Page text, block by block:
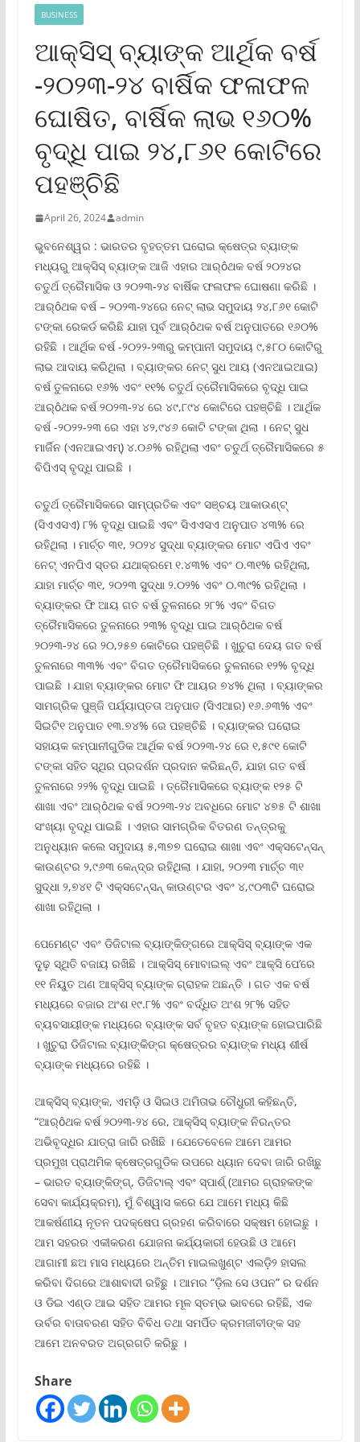
BUSINESS
ଆକ୍ସିସ୍ ବ୍ୟାଙ୍କ ଆର୍ଥିକ ବର୍ଷ
-୨୦୨୩-୨୪ ବାର୍ଷିକ ଫଳାଫଳ
ଘୋଷିତ, ବାର୍ଷିକ ଲାଭ ୧୬୦%
ବୃଦ୍ଧି ପାଇ ୨୪,୮୬୧ କୋଟିରେ
ପହଞ୍ଚିଛି
April 26, 2024 admin
ଭୁବନେଶ୍ୱର : ଭାରତର ବୃହତ୍ତମ ଘରୋଇ କ୍ଷେତ୍ର ବ୍ୟାଙ୍କ
ମଧ୍ୟରୁ ଆକ୍ସିସ୍ ବ୍ୟାଙ୍କ ଆଜି ଏହାର ଆର୍ôଥକ ବର୍ଷ ୨୦୨୪ର
ଚତୁର୍ଥ ତ୍ରୈମାସିକ ଓ ୨୦୨୩-୨୪ ବାର୍ଷିକ ଫଳାଫଳ ଘୋଷଣା କରିଛି ।
ଆର୍ôଥକ ବର୍ଷ – ୨୦୨୩-୨୪ରେ ନେଟ୍ ଲାଭ ସମୁଦାୟ ୨୪,୮୬୧ କୋଟି
ଟଙ୍କା ରେକର୍ଡ କରିଛି ଯାହା ପୂର୍ବ ଆର୍ôଥକ ବର୍ଷ ଅନୁପାତରେ ୧୬୦%
ରହିଛି । ଆର୍ଥିକ ବର୍ଷ -୨୦୨୨-୨୩ରୁ କମ୍ପାନୀ ସମୁଦାୟ ୯,୫୮୦ କୋଟିରୁ
ଲାଭ ଆଦାୟ କରିଥିଲା । ବ୍ୟାଙ୍କର ନେଟ୍ ସୁଧ ଆୟ (ଏନଆଇଆଇ)
ବର୍ଷ ତୁଳନାରେ ୧୬% ଏବଂ ୧୧% ଚତୁର୍ଥ ତ୍ରୈମାସିକରେ ବୃଦ୍ଧି ପାଇ
ଆର୍ôଥକ ବର୍ଷ ୨୦୨୩-୨୪ ରେ ୪୯,୮୯୪ କୋଟିରେ ପହଞ୍ଚିଛି । ଆର୍ଥିକ
ବର୍ଷ -୨୦୨୨-୨୩ ରେ ଏହା ୪୨,୯୪୬ କୋଟି ଟଙ୍କା ଥିଲା । ନେଟ୍ ସୁଧ
ମାର୍ଜିନ (ଏନଆଇଏମ୍‌) ୪.୦୬% ରହିଥିଲା ଏବଂ ଚତୁର୍ଥ ତ୍ରୈମାସିକରେ ୫
ବିପିଏସ୍ ବୃଦ୍ଧି ପାଇଛି ।
ଚତୁର୍ଥ ତ୍ରୈମାସିକରେ ସାମ୍ପ୍ରତିକ ଏବଂ ସଞ୍ଚୟ ଆକାଉଣ୍ଟ୍
(ସିଏଏସଏ) ୮% ବୃଦ୍ଧି ପାଇଛି ଏବଂ ସିଏଏସଏ ଅନୁପାତ ୪୩% ରେ
ରହିଥିଲା । ମାର୍ଚ୍ଚ ୩୧, ୨୦୨୪ ସୁଦ୍ଧା ବ୍ୟାଙ୍କର ମୋଟ ଏପିଏ ଏବଂ
ନେଟ୍ ଏନପିଏ ସ୍ତର ଯଥାକ୍ରମେ ୧.୪୩% ଏବଂ ୦.୩୧% ରହିଥିଲା,
ଯାହା ମାର୍ଚ୍ଚ ୩୧, ୨୦୨୩ ସୁଦ୍ଧା ୨.୦୨% ଏବଂ ୦.୩୯% ରହିଥିଲା ।
ବ୍ୟାଙ୍କର ଫି ଆୟ ଗତ ବର୍ଷ ତୁଳନାରେ ୨୮% ଏବଂ ବିଗତ
ତ୍ରୈମାସିକରେ ତୁଳନାରେ ୨୩% ବୃଦ୍ଧି ପାଇ ଆର୍ôଥକ ବର୍ଷ
୨୦୨୩-୨୪ ରେ ୨୦,୨୫୭ କୋଟିରେ ପହଞ୍ଚିଛି । ଖୁଚୁରା ଦେୟ ଗତ ବର୍ଷ
ତୁଳନାରେ ୩୩% ଏବଂ ବିଗତ ତ୍ରୈମାସିକରେ ତୁଳନାରେ ୧୨% ବୃଦ୍ଧି
ପାଇଛି । ଯାହା ବ୍ୟାଙ୍କର ମୋଟ ଫି ଆୟର ୭୪% ଥିଲା । ବ୍ୟାଙ୍କର
ସାମଗ୍ରିକ ପୁଞ୍ଜି ପର୍ଯ୍ୟାପ୍ତତା ଅନୁପାତ (ସିଏଆର) ୧୬.୬୩% ଏବଂ
ସିଇଟି୧ ଅନୁପାତ ୧୩.୭୪% ରେ ପହଞ୍ଚିଛି । ବ୍ୟାଙ୍କର ଘରୋଇ
ସହାୟକ କମ୍ପାନୀଗୁଡିକ ଆର୍ଥିକ ବର୍ଷ ୨୦୨୩-୨୪ ରେ ୧,୫୯୧ କୋଟି
ଟଙ୍କା ସହିତ ସ୍ଥିର ପ୍ରଦର୍ଶନ ପ୍ରଦାନ କରିଛନ୍ତି, ଯାହା ଗତ ବର୍ଷ
ତୁଳନାରେ ୨୨% ବୃଦ୍ଧି ପାଇଛି । ତ୍ରୈମାସିକରେ ବ୍ୟାଙ୍କ ୧୨୫ ଟି
ଶାଖା ଏବଂ ଆର୍ôଥକ ବର୍ଷ ୨୦୨୩-୨୪ ଅବଧିରେ ମୋଟ ୪୭୫ ଟି ଶାଖା
ସଂଖ୍ୟା ବୃଦ୍ଧି ପାଇଛି । ଏହାର ସାମଗ୍ରିକ ବିତରଣ ତନ୍ତ୍ରକୁ
ଅନୁଧ୍ୟାନ କଲେ ସମୁଦାୟ ୫,୩୭୭ ଘରୋଇ ଶାଖା ଏବଂ ଏକ୍ସଟେନ୍ସନ୍
କାଉଣ୍ଟର ୨,୯୬୩ କେନ୍ଦ୍ର ରହିଥିଲା । ଯାହା, ୨୦୨୩ ମାର୍ଚ୍ଚ ୩୧
ସୁଦ୍ଧା ୨,୭୪୧ ଟି ଏକ୍ସଟେନ୍ସନ୍ କାଉଣ୍ଟର ଏବଂ ୪,୯୦୩ଟି ଘରୋଇ
ଶାଖା ରହିଥିଲା ।
ପେମେଣ୍ଟ ଏବଂ ଡିଜିଟାଲ ବ୍ୟାଙ୍କିଙ୍ଗରେ ଆକ୍ସିସ୍ ବ୍ୟାଙ୍କ ଏକ
ଦୃ଼ଢ଼ ସ୍ଥିତି ବଜାୟ ରଖିଛି । ଆକ୍ସିସ୍ ମୋବାଇଲ୍ ଏବଂ ଆକ୍ସି ପେ’ରେ
୧୧ ନିୟୁତ ଅଣ ଆକ୍ସିସ୍ ବ୍ୟାଙ୍କ ଗ୍ରାହକ ଅଛନ୍ତି । ଗତ ଏକ ବର୍ଷ
ମଧ୍ୟରେ ବଜାର ଅଂଶ ୧୯.୮% ଏବଂ ବର୍ଦ୍ଧିତ ଅଂଶ ୨୮% ସହିତ
ବ୍ୟବସାୟୀଙ୍କ ମଧ୍ୟରେ ବ୍ୟାଙ୍କ ସର୍ବ ବୃହତ ବ୍ୟାଙ୍କ ହୋଇପାରିଛି
। ଖୁଚୁରା ଡିଜିଟାଲ ବ୍ୟାଙ୍କିଙ୍ଗ କ୍ଷେତ୍ରର ବ୍ୟାଙ୍କ ମଧ୍ୟ ଶୀର୍ଷ
ବ୍ୟାଙ୍କ ମଧ୍ୟରେ ରହିଛି ।
ଆକ୍ସିସ୍ ବ୍ୟାଙ୍କ, ଏମଡ଼ି ଓ ସିଇଓ ଅମିତାଭ ଚୌଧୁରୀ କହିଛନ୍ତି,
“ଆର୍ôଥକ ବର୍ଷ ୨୦୨୩-୨୪ ରେ, ଆକ୍ସିସ୍ ବ୍ୟାଙ୍କ ନିରନ୍ତର
ଅଭିବୃଦ୍ଧିର ଯାତ୍ରା ଜାରି ରଖିଛି । ଯେତେବେଳେ ଆମେ ଆମର
ପ୍ରମୁଖ ପ୍ରାଥମିକ କ୍ଷେତ୍ରଗୁଡିକ ଉପରେ ଧ୍ୟାନ ଦେବା ଜାରି ରଖିଛୁ
– ଭାରତ ବ୍ୟାଙ୍କିଙ୍ଗ୍‌, ଡିଜିଟାଲ୍ ଏବଂ ସ୍ପାର୍ଶ୍ (ଆମର ଗ୍ରାହକଙ୍କ
ସେବା କାର୍ଯ୍ୟକ୍ରମ), ମୁଁ ବିଶ୍ୱାସ କରେ ଯେ ଆମେ ମଧ୍ୟ କିଛି
ଆକର୍ଷଣୀୟ ନୂତନ ପଦକ୍ଷେପ ଗ୍ରହଣ କରିବାରେ ସକ୍ଷମ ହୋଇଛୁ ।
ଆମ ସହରର ଏକୀକରଣ ଯୋଜନା କର୍ଯ୍ୟକାରୀ ହେଉଛି ଓ ଆମେ
ଆଗାମୀ ଛଅ ମାସ ମଧ୍ୟରେ ଅନ୍ତିମ ମାଇଲଖୁଣ୍ଟ ଏଲଡି଼୨ ହାସଲ
କରିବା ଦିଗରେ ଆଶାବାଦୀ ରହିଛୁ । ଆମର “ଡ଼ିଲ ସେ ଓପନ” ର ଦର୍ଶନ
ଓ ଡିଇ ଏଣ୍ଡ ଆଇ ସହିତ ଆମର ମୂଳ ସ୍ତମ୍ଭ ଭାବରେ ରହିଛି, ଏକ
ଉର୍ବର ବାତାବରଣ ସହିତ ବିବିଧ ତଥା ସମର୍ପିତ କ୍ରମଜୀବୀଙ୍କ ସହ
ଆମେ ଅନବରତ ଅଗ୍ରଗତି କରିଛୁ ।
Share